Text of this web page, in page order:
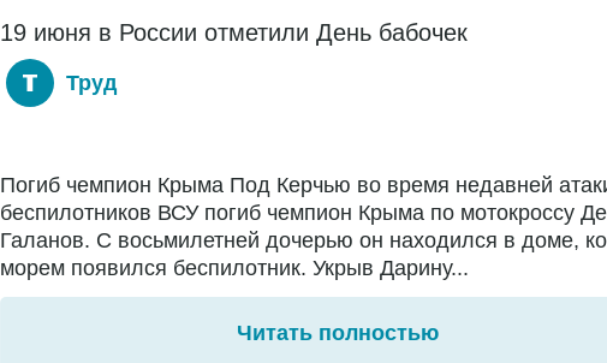
19 июня в России отметили День бабочек
Труд
Погиб чемпион Крыма Под Керчью во время недавней
беспилотников ВСУ погиб чемпион Крыма по мотокроссу
Галанов. С восьмилетней дочерью он находился в доме,
морем появился беспилотник. Укрыв Дарину...
Читать полностью